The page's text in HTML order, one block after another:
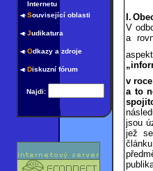
Internetu
Související oblasti
Judikatura
Odkazy a zdroje
Diskuzní fórum
Najdi:
I.
V
a
v
a to
jsou
jež